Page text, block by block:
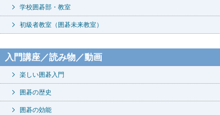
学校囲碁部・教室
初級者教室（囲碁未来教室）
入門講座／読み物／動画
楽しい囲碁入門
囲碁の歴史
囲碁の効能